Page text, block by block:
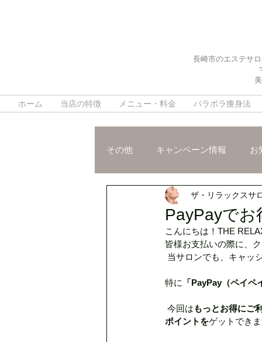
長崎市のエステサ
ホーム 当店の特徴 メニュー・料金 パラボラ痩身法
その他 キャンペーン情報 お
施術ご紹介 スタッフおスス
脳疲労改善ヘッドスパ デト
デトックスリンパ80分 ク
PayPayでお
ザ・リラックスサ
こんにちは！THE
皆様お支払いの際に、
当サロンでも、キャッ
特に 「PayPay（ペイペ
今回はもっとお得にご
ポイントをゲットでき